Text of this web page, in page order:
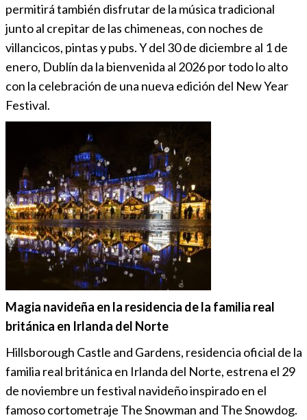
permitirá también disfrutar de la música tradicional
junto al crepitar de las chimeneas, con noches de
villancicos, pintas y pubs. Y del 30 de diciembre al 1 de
enero, Dublín da la bienvenida al 2026 por todo lo alto
con la celebración de una nueva edición del New Year
Festival.
Magia navideña en la residencia de la familia real
británica en Irlanda del Norte
Hillsborough Castle and Gardens, residencia oficial de la
familia real británica en Irlanda del Norte, estrena el 29
de noviembre un festival navideño inspirado en el
famoso cortometraje The Snowman and The Snowdog.